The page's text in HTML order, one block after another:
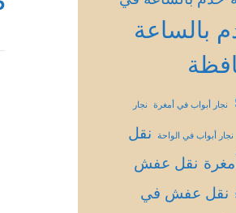
بالساعة
نجار أبواب في أمغرة نجار
نجار أبواب في الواحة
نقل
نقل عفش
نقل عفش في